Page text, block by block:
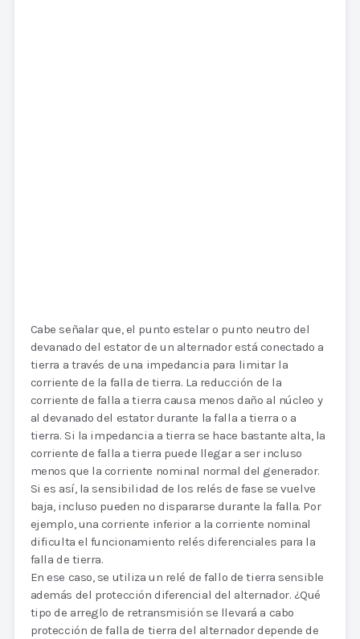
Cabe señalar que, el punto estelar o punto neutro del
devanado del estator de un alternador está conectado a
tierra a través de una impedancia para limitar la
corriente de la falla de tierra. La reducción de la
corriente de falla a tierra causa menos daño al núcleo y
al devanado del estator durante la falla a tierra o a
tierra. Si la impedancia a tierra se hace bastante alta, la
corriente de falla a tierra puede llegar a ser incluso
menos que la corriente nominal normal del generador.
Si es así, la sensibilidad de los relés de fase se vuelve
baja, incluso pueden no dispararse durante la falla. Por
ejemplo, una corriente inferior a la corriente nominal
dificulta el funcionamiento relés diferenciales para la
falla de tierra.
En ese caso, se utiliza un relé de fallo de tierra sensible
además del protección diferencial del alternador. ¿Qué
tipo de arreglo de retransmisión se llevará a cabo
protección de falla de tierra del alternador depende de